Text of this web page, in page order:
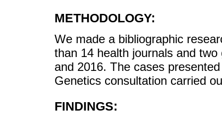
METHODOLOGY:
We made a bibliographic
than 14 health journals and
and 2016. The cases
Genetics consultation carried
FINDINGS: